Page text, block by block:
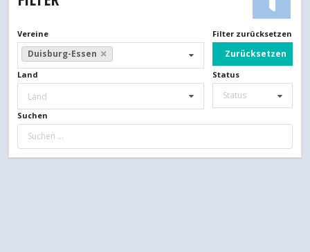
Vereine
Duisburg-Essen
Filter zurücksetzen
Zurücksetzen
Land
Land
Status
Status
Suchen